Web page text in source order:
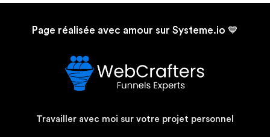
Page réalisée avec amour sur Systeme.io 💙
Travailler avec moi sur votre projet personnel